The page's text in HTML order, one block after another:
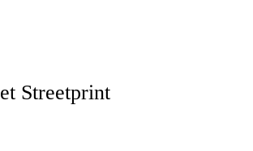
Streetprint